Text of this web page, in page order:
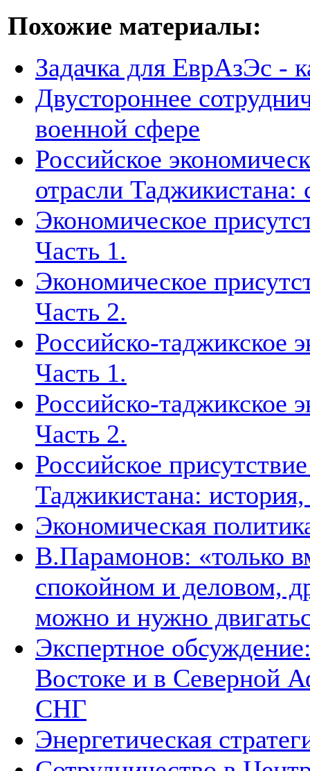
Похожие материалы:
Задачка для ЕврАзЭс -
Двустороннее
военной сфере
Российское
отрасли Таджикистана:
Экономическое
Часть 1.
Экономическое
Часть 2.
Российско-таджикское
Часть 1.
Российско-таджикское
Часть 2.
Российское
Таджикистана:
Экономическая
В.Парамонов: «только
спокойном и деловом,
можно и нужно
Экспертное
Востоке и в Северной
СНГ
Энергетическая